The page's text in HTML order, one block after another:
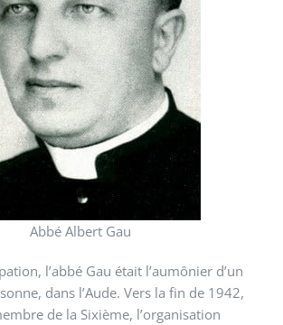
Abbé Albert Gau
l’abbé Gau était l’aumônier d’un
dans l’Aude. Vers la fin de 1942,
de la Sixième, l’organisation